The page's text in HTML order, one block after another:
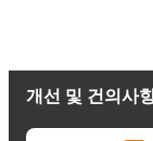
개선 및 건의사